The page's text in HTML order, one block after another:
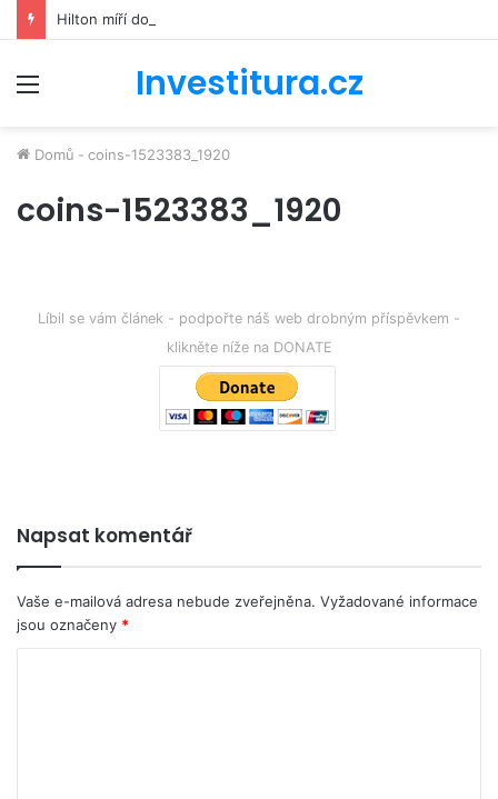
Investitura.cz
Domů - coins-1523383_1920
coins-1523383_1920
Líbil se vám článek - podpořte náš web drobným příspěvkem -
klikněte níže na DONATE
Napsat komentář
Vaše e-mailová adresa nebude zveřejněna. Vyžadované informace
jsou označeny *